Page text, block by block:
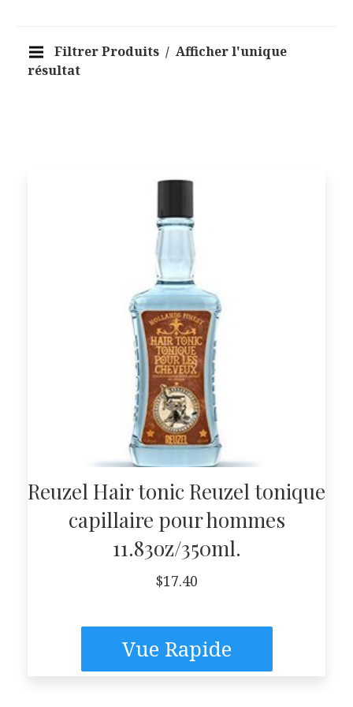
Filtrer Produits
Afficher l'unique
résultat
Reuzel Hair tonic Reuzel tonique
capillaire pour hommes
11.83oz/350ml.
$17.40
Vue Rapide